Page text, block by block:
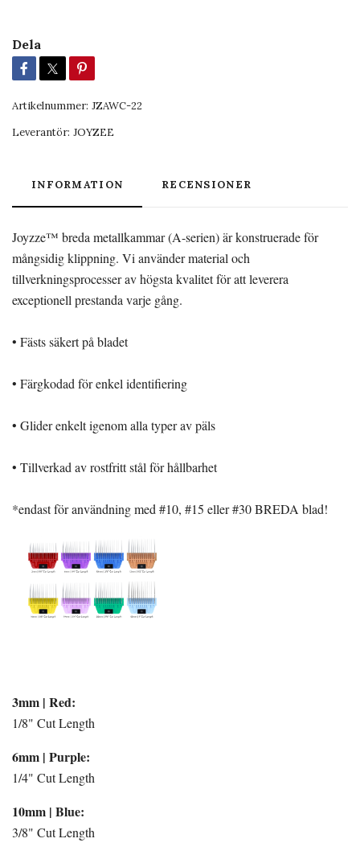
Dela
Artikelnummer: JZAWC-22
Leverantör: JOYZEE
INFORMATION RECENSIONER
Joyzze™ breda metallkammar (A-serien) är konstruerade för
mångsidig klippning. Vi använder material och
tillverkningsprocesser av högsta kvalitet för att leverera
exceptionell prestanda varje gång.
• Fästs säkert på bladet
• Färgkodad för enkel identifiering
• Glider enkelt igenom alla typer av päls
• Tillverkad av rostfritt stål för hållbarhet
*endast för användning med #10, #15 eller #30 BREDA blad!
3mm | Red:
1/8" Cut Length
6mm | Purple:
1/4" Cut Length
10mm | Blue:
3/8" Cut Length